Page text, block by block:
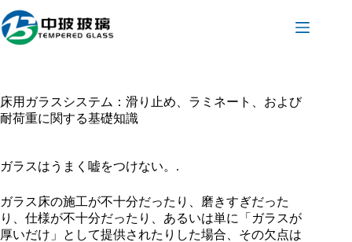
ン
テ
ス
キ
床用ガラスシステム：滑り止め、ラミネート、および
耐荷重に関する基礎知識
ガラスはうまく嘘をつけない。.
ガラス床の施工が不十分だったり、磨きすぎだった
り、仕様が不十分だったり、あるいは単に「ガラスが
厚いだけ」として提供されたりした場合、その欠点は